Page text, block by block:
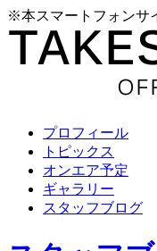
※本スマートフォンサ
プロフィール
トピックス
オンエア予定
ギャラリー
スタッフブログ